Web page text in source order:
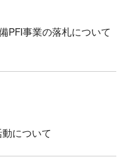
PFI事業の落札について
について